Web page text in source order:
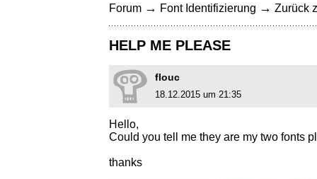
Forum → Font Identifizierung → Zurück
HELP ME PLEASE
flouc
18.12.2015 um 21:35
Hello,
Could you tell me they are my two fonts
thanks